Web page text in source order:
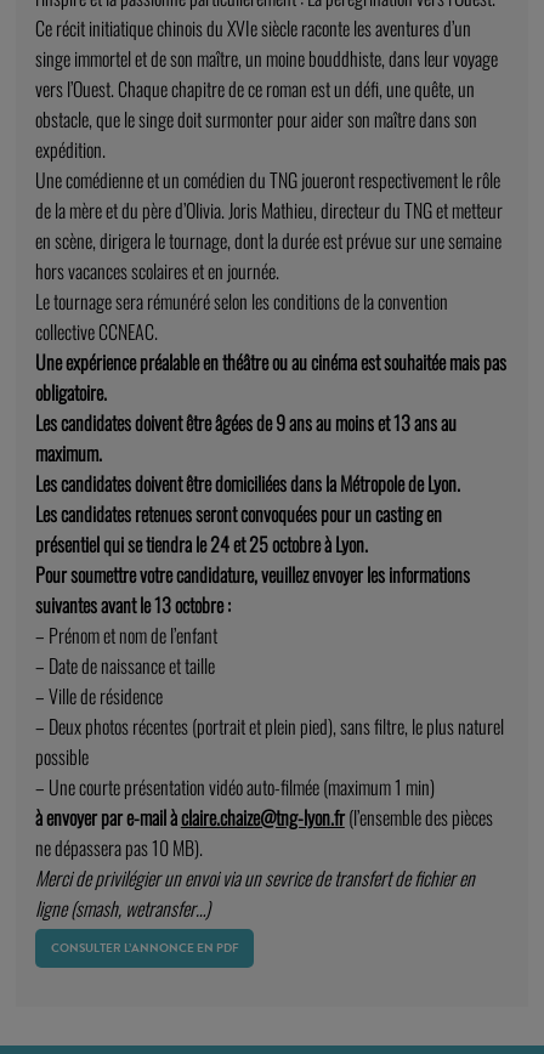
Ce récit initiatique chinois du XVIe siècle raconte les aventures d’un
singe immortel et de son maître, un moine bouddhiste, dans leur voyage
vers l’Ouest. Chaque chapitre de ce roman est un défi, une quête, un
obstacle, que le singe doit surmonter pour aider son maître dans son
expédition.
Une comédienne et un comédien du TNG joueront respectivement le rôle
de la mère et du père d’Olivia. Joris Mathieu, directeur du TNG et metteur
en scène, dirigera le tournage, dont la durée est prévue sur une semaine
hors vacances scolaires et en journée.
Le tournage sera rémunéré selon les conditions de la convention
collective CCNEAC.
Une expérience préalable en théâtre ou au cinéma est souhaitée mais pas
obligatoire.
Les candidates doivent être âgées de 9 ans au moins et 13 ans au
maximum.
Les candidates doivent être domiciliées dans la Métropole de Lyon.
Les candidates retenues seront convoquées pour un casting en
présentiel qui se tiendra le 24 et 25 octobre à Lyon.
Pour soumettre votre candidature, veuillez envoyer les informations
suivantes avant le 13 octobre :
– Prénom et nom de l’enfant
– Date de naissance et taille
– Ville de résidence
– Deux photos récentes (portrait et plein pied), sans filtre, le plus naturel
possible
– Une courte présentation vidéo auto-filmée (maximum 1 min)
à envoyer par e-mail àclaire.chaize@tng-lyon.fr(l’ensemble des pièces
ne dépassera pas 10 MB).
Merci de privilégier un envoi via un sevrice de transfert de fichier en
ligne (smash, wetransfer…)
CONSULTER L’ANNONCE EN PDF